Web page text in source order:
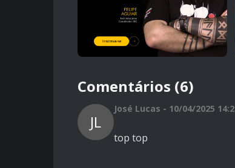
Comentários (6)
JL
José Lucas - 10/04/2025
top top